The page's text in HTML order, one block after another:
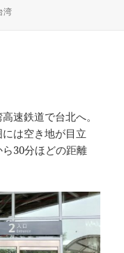
湾
速鉄道で台北へ。
は空き地が目立
30分ほどの距離